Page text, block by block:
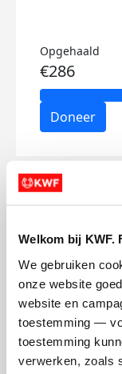
Welkom bij KWF.
We gebruiken
onze website
website en
toestemming —
toestemming
verwerken, zoals
Opgehaald
€286
Doneer